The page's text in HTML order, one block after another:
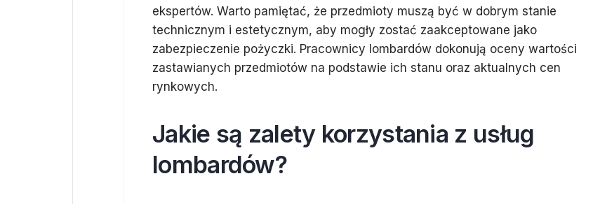
ekspertów. Warto pamiętać, że przedmioty muszą być w dobrym stanie
technicznym i estetycznym, aby mogły zostać zaakceptowane jako
zabezpieczenie pożyczki. Pracownicy lombardów dokonują oceny wartości
zastawianych przedmiotów na podstawie ich stanu oraz aktualnych cen
rynkowych.
Jakie są zalety korzystania z usług
lombardów?